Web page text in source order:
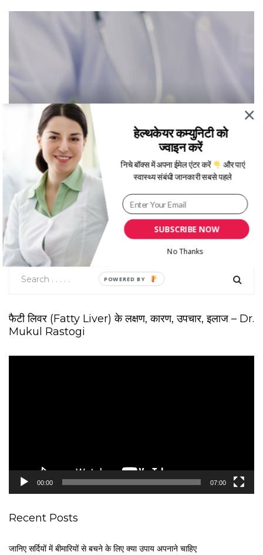
टाइप 2 डायबिटीज जाने इसके लक्षण
फैटी लिवर (Fatty Liver) के लक्षण, कारण, उपचार, इलाज – Dr.
Mukul Rastogi
00:00 07:00
Recent Posts
जानिए सर्दियों में बीमारियों से बचने के लिए क्या उपाय अपनाने चाहिए
SUBSCRIBE NOW
हेल्थकेयर कम्युनिटी को
ज्वाइन करें
निचे बॉक्स में अपना ईमेल एंटर करें
और पाएं
स्वास्थ्य संबंधी जानकारी सबसे पहले
No Thanks